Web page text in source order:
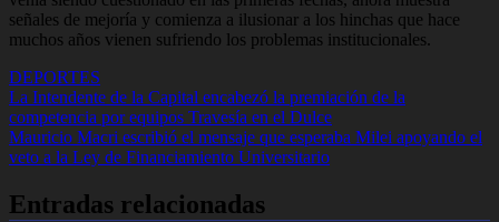
señales de mejoría y comienza a ilusionar a los hinchas que hace
muchos años vienen sufriendo los problemas institucionales.
DEPORTES
Navegación
de
entradas
La Intendente de la Capital encabezó la premiación de la
competencia por equipos Travesía en el Dulce
Mauricio Macri escribió el mensaje que esperaba Milei apoyando el
veto a la Ley de Financiamiento Universitario
Entradas relacionadas